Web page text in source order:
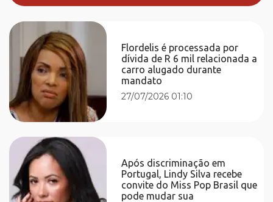
Flordelis é processada por
dívida de R 6 mil relacionada a
carro alugado durante
mandato
27/07/2026 01:10
Após discriminação em
Portugal, Lindy Silva recebe
convite do Miss Pop Brasil que
pode mudar sua